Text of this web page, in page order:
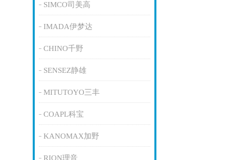
SIMCO司美高
IMADA伊梦达
CHINO千野
SENSEZ静雄
MITUTOYO三丰
COAPL科宝
KANOMAX加野
RION理音